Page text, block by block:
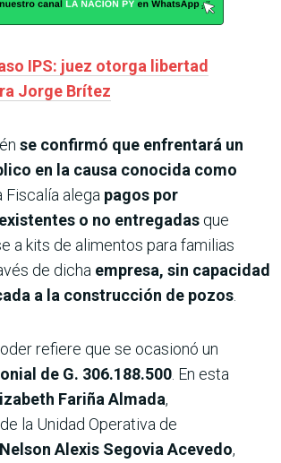
IPS: juez otorga libertad
Jorge Brítez
se confirmó que enfrentará un
en la causa conocida como
Fiscalía alega pagos por
o no entregadas que
a kits de alimentos para familias
de dicha empresa, sin capacidad
a la construcción de pozos
refiere que se ocasionó un
de G. 306.188.500 . En esta
Fariña Almada,
la Unidad Operativa de
Nelson Alexis Segovia Acevedo,